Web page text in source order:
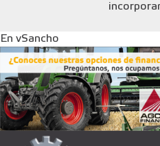
En vSancho